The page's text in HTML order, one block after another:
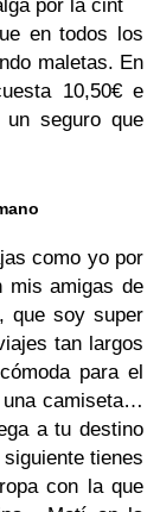
por la cint
en todos los
maletas. En
10,50€ e
seguro que
como yo por
mis amigas de
que soy super
tan largos
para el
una camiseta…
a tu destino
tienes
con la que